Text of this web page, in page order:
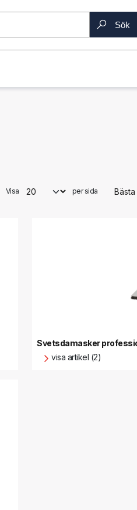
Sök
Visa per sida
Svetsdamasker
visa artikel (2)